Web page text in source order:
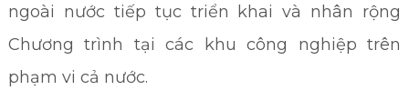
ngoài nước tiếp tục triển khai và nhân rộng
Chương trình tại các khu công nghiệp trên
phạm vi cả nước.